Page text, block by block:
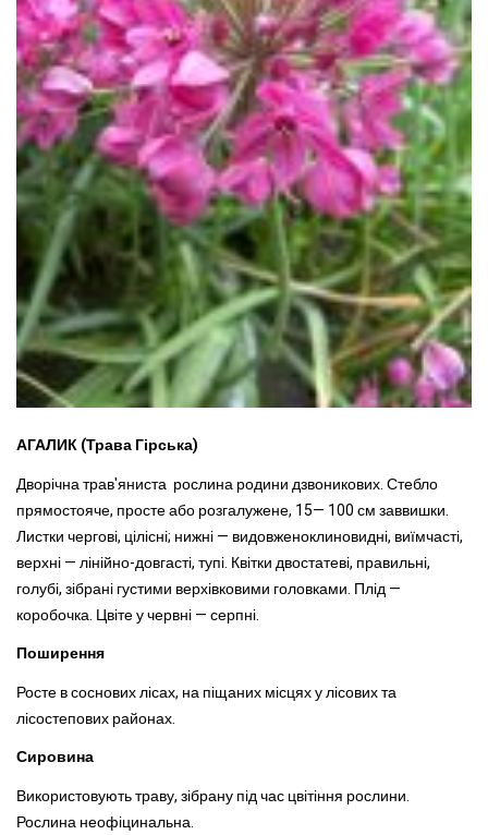
АГАЛИК (Трава Гірська)
Дворічна трав'яниста рослина родини дзвоникових. Стебло
прямостояче, просте або розгалужене, 15— 100 см заввишки.
Листки чергові, цілісні; нижні — видовженоклиновидні, виїмчасті,
верхні — лінійно-довгасті, тупі. Квітки двостатеві, правильні,
голубі, зібранігустими верхівковими головками. Плід —
коробочка. Цвіте у червні — серпні.
Поширення
Росте в соснових лісах, на піщаних місцях у лісових та
лісостепових районах.
Сировина
Використовують траву, зібрану під час цвітіння рослини.
Рослина неофіцинальна.